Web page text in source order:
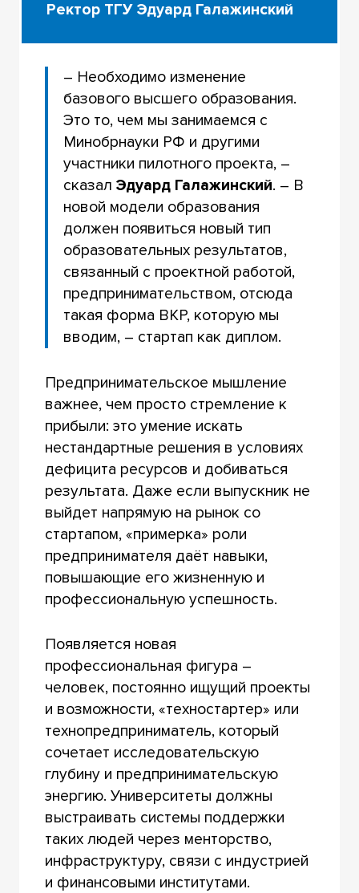
Ректор ТГУ Эдуард Галажинский
– Необходимо изменение
базового высшего образования.
Это то, чем мы занимаемся с
Минобрнауки РФ и другими
участники пилотного проекта, –
сказалЭдуард Галажинский. – В
новой модели образования
должен появиться новый тип
образовательных результатов,
связанный с проектной работой,
предпринимательством, отсюда
такая форма ВКР, которую мы
вводим, – стартап как диплом.
Предпринимательское мышление
важнее, чем просто стремление к
прибыли: это умение искать
нестандартные решения в условиях
дефицита ресурсов и добиваться
результата. Даже если выпускник не
выйдет напрямую на рынок со
стартапом, «примерка» роли
предпринимателя даёт навыки,
повышающие его жизненную и
профессиональную успешность.
Появляется новая
профессиональная фигура –
человек, постоянно ищущий проекты
и возможности, «техностартер» или
технопредприниматель, который
сочетает исследовательскую
глубину и предпринимательскую
энергию. Университеты должны
выстраивать системы поддержки
таких людей через менторство,
инфраструктуру, связи с индустрией
и финансовыми институтами.